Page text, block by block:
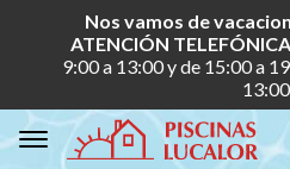
Nos vamos de
ATENCIÓN
9:00 a 13:00 y de 15:00 a